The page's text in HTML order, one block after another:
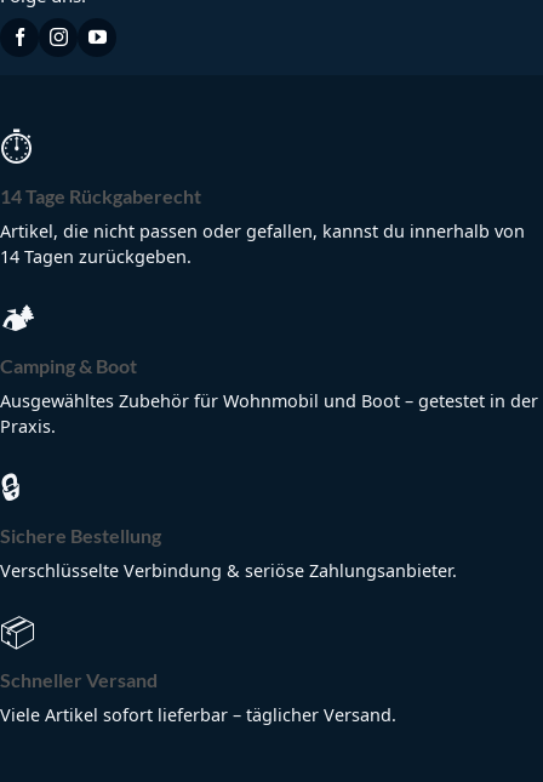
⏱
14 Tage Rückgaberecht
Artikel, die nicht passen oder gefallen, kannst du innerhalb von
14 Tagen zurückgeben.
🏕
Camping & Boot
Ausgewähltes Zubehör für Wohnmobil und Boot – getestet in der
Praxis.
🔒
Sichere Bestellung
Verschlüsselte Verbindung & seriöse Zahlungsanbieter.
📦
Schneller Versand
Viele Artikel sofort lieferbar – täglicher Versand.